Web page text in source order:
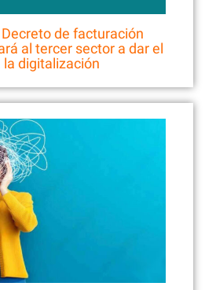
Decreto de facturación
al tercer sector a dar el
la digitalización